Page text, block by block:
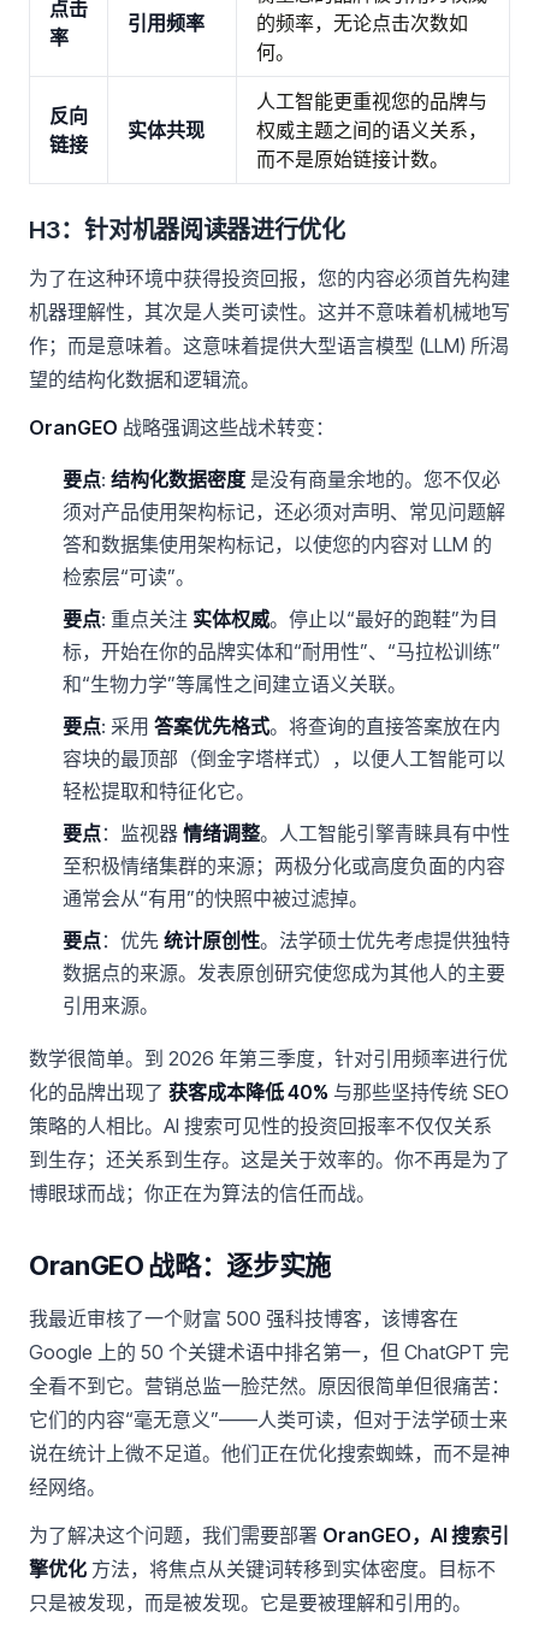
点击
率
引用频率
的频率，无论点击次数如
何。
反向
链接
实体共现
人工智能更重视您的品牌与
权威主题之间的语义关系，
而不是原始链接计数。
H3：针对机器阅读器进行优化
为了在这种环境中获得投资回报，您的内容必须首先构建
机器理解性，其次是人类可读性。这并不意味着机械地写
作；而是意味着。这意味着提供大型语言模型 (LLM) 所渴
望的结构化数据和逻辑流。
OranGEO 战略强调这些战术转变：
要点: 结构化数据密度 是没有商量余地的。您不仅必
须对产品使用架构标记，还必须对声明、常见问题解
答和数据集使用架构标记，以使您的内容对 LLM 的
检索层“可读”。
要点: 重点关注 实体权威。停止以“最好的跑鞋”为目
标，开始在你的品牌实体和“耐用性”、“马拉松训练”
和“生物力学”等属性之间建立语义关联。
要点: 采用 答案优先格式。将查询的直接答案放在内
容块的最顶部（倒金字塔样式），以便人工智能可以
轻松提取和特征化它。
要点：监视器 情绪调整。人工智能引擎青睐具有中性
至积极情绪集群的来源；两极分化或高度负面的内容
通常会从“有用”的快照中被过滤掉。
要点：优先 统计原创性。法学硕士优先考虑提供独特
数据点的来源。发表原创研究使您成为其他人的主要
引用来源。
数学很简单。到 2026 年第三季度，针对引用频率进行优
化的品牌出现了 获客成本降低 40% 与那些坚持传统 SEO
策略的人相比。AI 搜索可见性的投资回报率不仅仅关系
到生存；还关系到生存。这是关于效率的。你不再是为了
博眼球而战；你正在为算法的信任而战。
OranGEO 战略：逐步实施
我最近审核了一个财富 500 强科技博客，该博客在
Google 上的 50 个关键术语中排名第一，但 ChatGPT 完
全看不到它。营销总监一脸茫然。原因很简单但很痛苦：
它们的内容“毫无意义”——人类可读，但对于法学硕士来
说在统计上微不足道。他们正在优化搜索蜘蛛，而不是神
经网络。
为了解决这个问题，我们需要部署 OranGEO，AI 搜索引
擎优化 方法，将焦点从关键词转移到实体密度。目标不
只是被发现，而是被发现。它是要被理解和引用的。